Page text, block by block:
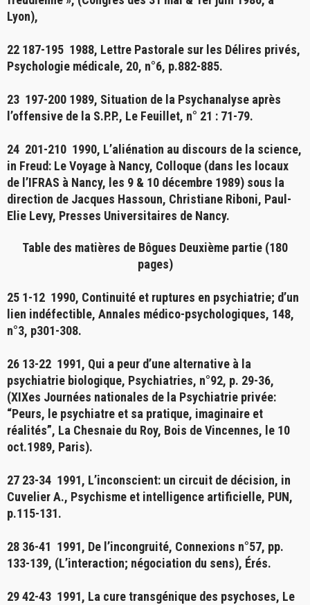
Lyon),
22 187-195 1988, Lettre Pastorale sur les Délires privés,
Psychologie médicale, 20, n°6, p.882-885.
23 197-200 1989, Situation de la Psychanalyse après
l’offensive de la S.P.P., Le Feuillet, n° 21 : 71-79.
24 201-210 1990, L’aliénation au discours de la science,
in Freud: Le Voyage à Nancy, Colloque (dans les locaux
de l’IFRAS à Nancy, les 9 & 10 décembre 1989) sous la
direction de Jacques Hassoun, Christiane Riboni, Paul-
Elie Levy, Presses Universitaires de Nancy.
Table des matières de Bôgues Deuxième partie (180
pages)
25 1-12 1990, Continuité et ruptures en psychiatrie; d’un
lien indéfectible, Annales médico-psychologiques, 148,
n°3, p301-308.
26 13-22 1991, Qui a peur d’une alternative à la
psychiatrie biologique, Psychiatries, n°92, p. 29-36,
(XIXes Journées nationales de la Psychiatrie privée:
“Peurs, le psychiatre et sa pratique, imaginaire et
réalités”, La Chesnaie du Roy, Bois de Vincennes, le 10
oct.1989, Paris).
27 23-34 1991, L’inconscient: un circuit de décision, in
Cuvelier A., Psychisme et intelligence artificielle, PUN,
p.115-131.
28 36-41 1991, De l’incongruité, Connexions n°57, pp.
133-139, (L’interaction; négociation du sens), Érés.
29 42-43 1991, La cure transgénique des psychoses, Le